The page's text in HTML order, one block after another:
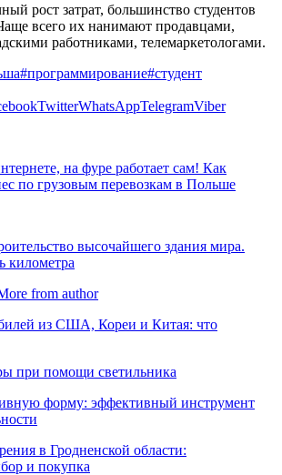
рост затрат, большинство студентов
всего их нанимают продавцами,
работниками, телемаркетологами.
#программирование#студент
TwitterWhatsAppTelegramViber
на фуре работает сам! Как
по грузовым перевозкам в Польше
высочайшего здания мира.
километра
from author
из США, Кореи и Китая: что
при помощи светильника
форму: эффективный инструмент
в Гродненской области:
и покупка